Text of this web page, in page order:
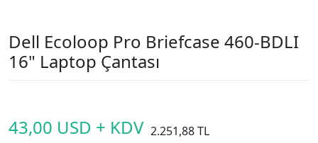
Dell Ecoloop Pro Briefcase 460-BDLI
16" Laptop Çantası
2.251,88 TL
43,00 USD + KDV